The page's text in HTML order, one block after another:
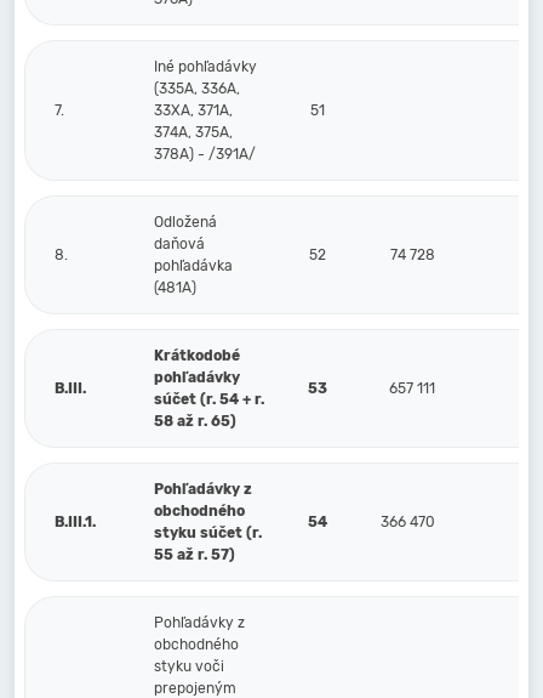
7.
Iné pohľadávky
(335A, 336A,
33XA, 371A,
374A, 375A,
378A) - /391A/
51
8.
Odložená
daňová
pohľadávka
(481A)
52 74 728
B.III.
Krátkodobé
pohľadávky
súčet (r. 54 + r.
58 až r. 65)
53 657 111
B.III.1.
Pohľadávky z
obchodného
styku súčet (r.
55 až r. 57)
54 366 470
Pohľadávky z
obchodného
styku voči
prepojeným